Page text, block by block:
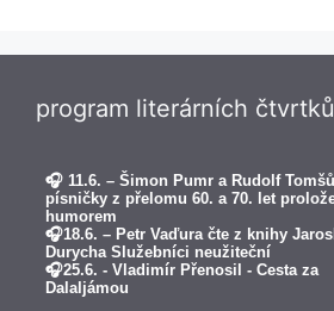
program literárních čtvrtků